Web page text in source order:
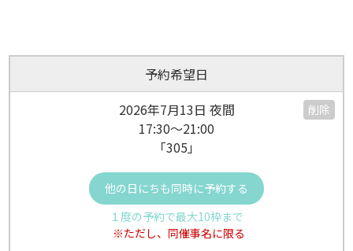
予約希望日
2026年7月13日 夜間
17:30～21:00
「305」
削除
他の日にちも同時に予約する
１度の予約で最大10枠まで
※ただし、同催事名に限る